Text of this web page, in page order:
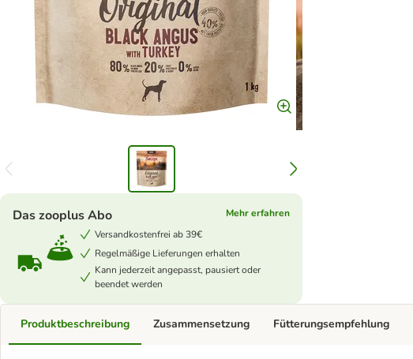
Das zooplus Abo
Mehr erfahren
Versandkostenfrei ab 39€
Regelmäßige Lieferungen erhalten
Kann jederzeit angepasst, pausiert oder
beendet werden
Produktbeschreibung Zusammensetzung Fütterungsempfehlung